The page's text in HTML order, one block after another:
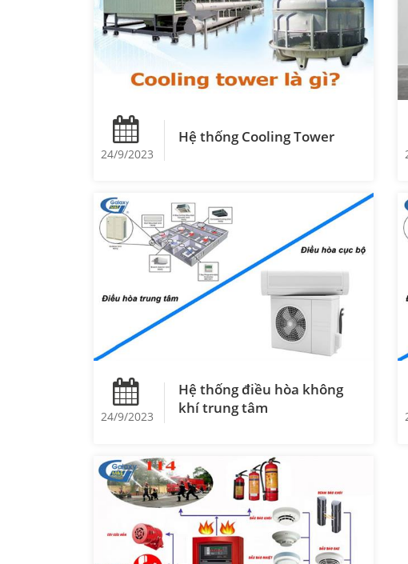
24/9/2023
Hệ thống Cooling Tower
24/9/2023
Hệ thống điều hòa không
khí trung tâm